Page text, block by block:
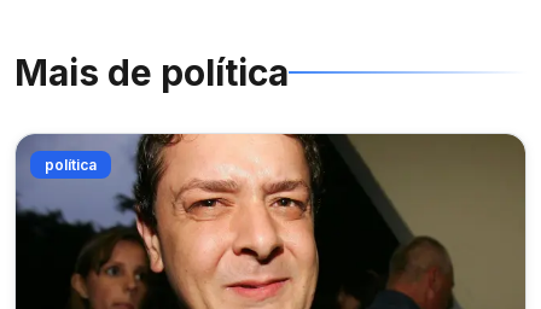
Mais de política
política